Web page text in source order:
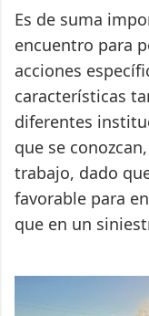
Es de suma
encuentro para
acciones
características
diferentes
que se
trabajo, dado
favorable para
que en un